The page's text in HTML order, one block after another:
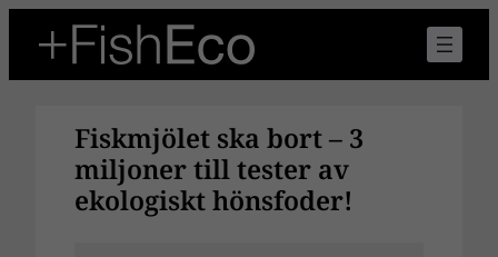
innehåll
Fiskmjölet ska bort – 3
miljoner till tester av
ekologiskt hönsfoder!